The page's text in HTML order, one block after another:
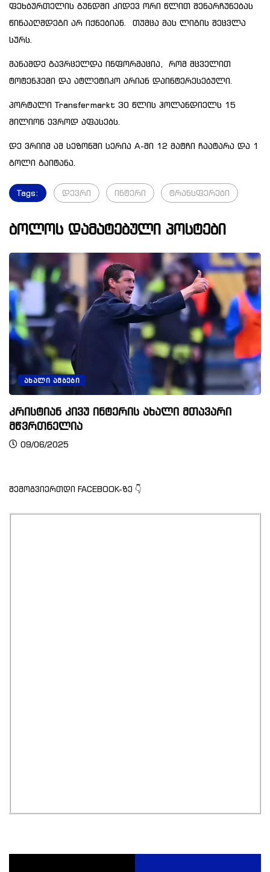
ფეხბურთელის გუნდში კიდევ ორი ​​წლით შენარჩუნებას
წინააღმდეგი არ იქნებიან. თუმცა მას ლიგის შეცვლა
სურს.
მანამდე გავრცელდა ინფორმაცია, რომ მცველით
ტოტენჰემი და ატლეტიკო არიან დაინტერესებული.
პორტალი Transfermarkt 30 წლის ჰოლანდიელს 15
მილიონ ევროდ აფასებს.
დე ვრიიმ ამ სეზონში სერია A-ში 12 მატჩი ჩაატარა და 1
გოლი გაიტანა.
Tags: დევრი ინტერი ტრანსფერები
ბოლოს დამატებული პოსტები
ᲐᲮᲐᲚᲘ ᲐᲛᲑᲔᲑᲘ
კრისტიან კივუ ინტერის ახალი მთავარი
მწვრთნელია
09/06/2025
შემოგვიერთდი FACEBOOK-ზე 👇